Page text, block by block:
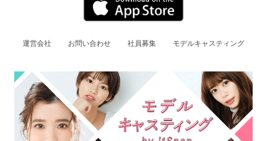
運営会社 お問い合わせ 社員募集 モデルキャスティング